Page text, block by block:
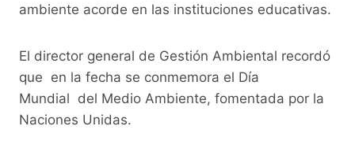
ambiente acorde en las instituciones educativas.
El director general de Gestión Ambiental recordó
que en la fecha se conmemora el Día
Mundial del Medio Ambiente, fomentada por la
Naciones Unidas.